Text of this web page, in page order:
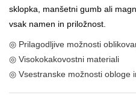
sklopka, manšetni gumb ali
vsak namen in priložnost.
◎ Prilagodljive možnosti
◎ Visokokakovostni materiali
◎ Vsestranske možnosti obloge